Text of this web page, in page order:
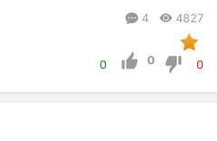
4 4827
0 0 0